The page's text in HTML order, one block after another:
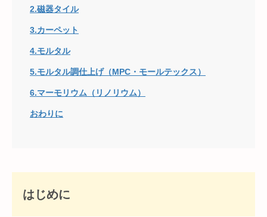
2.磁器タイル
3.カーペット
4.モルタル
5.モルタル調仕上げ（MPC・モールテックス）
6.マーモリウム（リノリウム）
おわりに
はじめに